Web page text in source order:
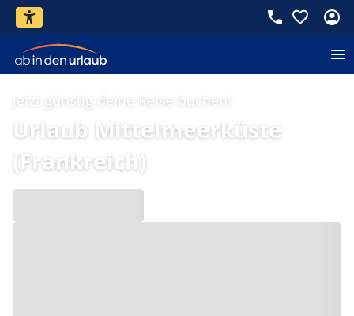
Jetzt günstig deine Reise buchen!
Urlaub Mittelmeerküste
(Frankreich)